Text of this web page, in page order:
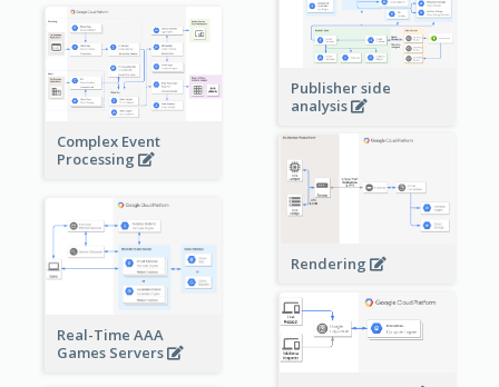
Publisher side
analysis
Complex Event
Processing
Rendering
Real-Time AAA
Games Servers